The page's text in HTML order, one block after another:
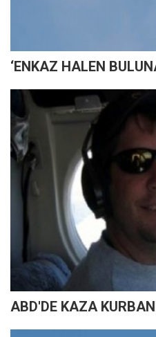
‘ENKAZ HALEN
ABD'DE KAZA